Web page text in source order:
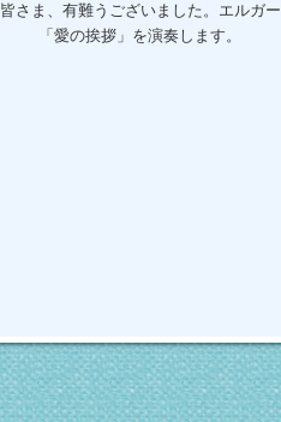
皆さま、有難うございました。エルガー
「愛の挨拶」を演奏します。